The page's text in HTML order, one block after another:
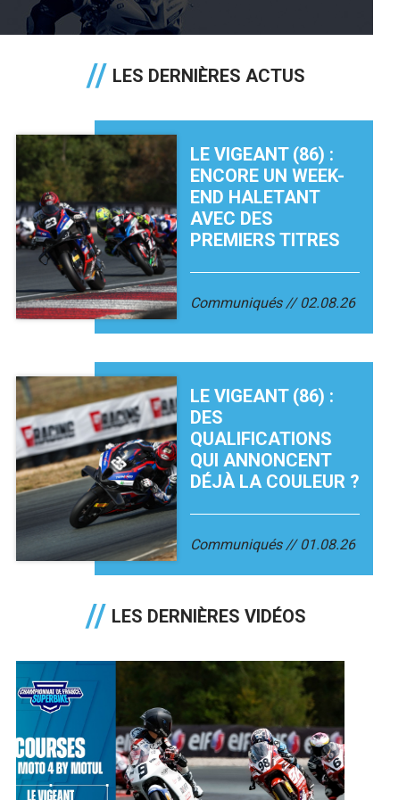
LES DERNIÈRES ACTUS
LE VIGEANT (86) :
ENCORE UN WEEK-
END HALETANT
AVEC DES
PREMIERS TITRES
Communiqués 02.08.26
LE VIGEANT (86) :
DES
QUALIFICATIONS
QUI ANNONCENT
DÉJÀ LA COULEUR ?
Communiqués 01.08.26
LES DERNIÈRES VIDÉOS